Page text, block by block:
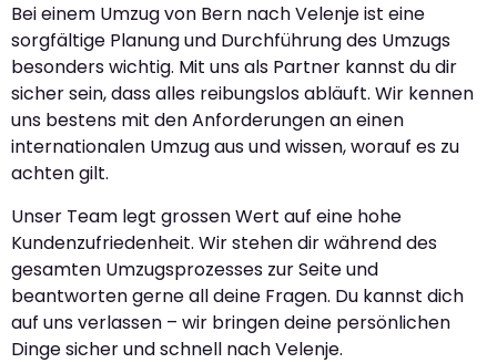
Bei einem Umzug von Bern nach Velenje ist eine
sorgfältige Planung und Durchführung des Umzugs
besonders wichtig. Mit uns als Partner kannst du dir
sicher sein, dass alles reibungslos abläuft. Wir kennen
uns bestens mit den Anforderungen an einen
internationalen Umzug aus und wissen, worauf es zu
achten gilt.
Unser Team legt grossen Wert auf eine hohe
Kundenzufriedenheit. Wir stehen dir während des
gesamten Umzugsprozesses zur Seite und
beantworten gerne all deine Fragen. Du kannst dich
auf uns verlassen – wir bringen deine persönlichen
Dinge sicher und schnell nach Velenje.